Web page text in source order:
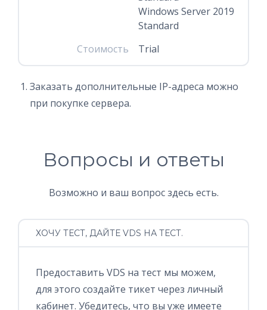
Windows Server 2019
Standard
Стоимость
Trial
Заказать дополнительные IP-адреса можно
при покупке сервера.
Вопросы и ответы
Возможно и ваш вопрос здесь есть.
ХОЧУ ТЕСТ, ДАЙТЕ VDS НА ТЕСТ.
Предоставить VDS на тест мы можем,
для этого создайте тикет через личный
кабинет. Убедитесь, что вы уже имеете